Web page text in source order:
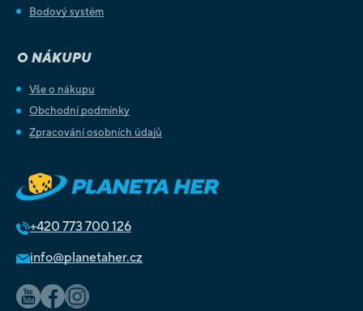
Bodový systém
O NÁKUPU
Vše o nákupu
Obchodní podmínky
Zpracování osobních údajů
+420 773 700 126
info@planetaher.cz